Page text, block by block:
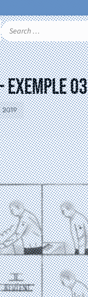
exemple 03
2019